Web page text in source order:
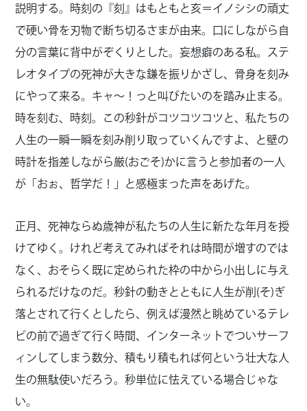
説明する。時刻の『刻』はもともと亥＝イノシシの頑丈
で硬い骨を刃物で断ち切るさまが由来。口にしながら自
分の言葉に背中がぞくりとした。妄想癖のある私。ステ
レオタイプの死神が大きな鎌を振りかざし、骨身を刻み
にやって来る。キャ～！っと叫びたいのを踏み止まる。
時を刻む、時刻。この秒針がコツコツコツと、私たちの
人生の一瞬一瞬を刻み削り取っていくんですよ、と壁の
時計を指差しながら厳(おごそ)かに言うと参加者の一人
が「おぉ、哲学だ！」と感極まった声をあげた。
正月、死神ならぬ歳神が私たちの人生に新たな年月を授
けてゆく。けれど考えてみればそれは時間が増すのでは
なく、おそらく既に定められた枠の中から小出しに与え
られるだけなのだ。秒針の動きとともに人生が削(そ)ぎ
落とされて行くとしたら、例えば漫然と眺めているテレ
ビの前で過ぎて行く時間、インターネットでついサーフ
ィンしてしまう数分、積もり積もれば何という壮大な人
生の無駄使いだろう。秒単位に怯えている場合じゃな
い。